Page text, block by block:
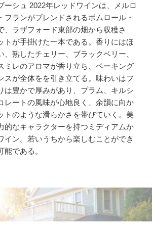
ーシュ 2022年レッドワインは、メルロ
フランがブレンドされるポムロール・
、ラザフォード東部の畑から収穫さ
トが手掛けた一本である。香りにはほ
、熟したチェリー、ブラックベリー、
ミレのアロマが香り立ち、ベーキング
スが全体をを引き立てる。味わいはフ
は豊かで厚みがあり、プラム、キルシ
レートの風味が心地良く、余韻に向か
トのような滑らかさを帯びていく。美
的なキャラクターを持つミディアムか
イン。若いうちから楽しむことができ
能である。